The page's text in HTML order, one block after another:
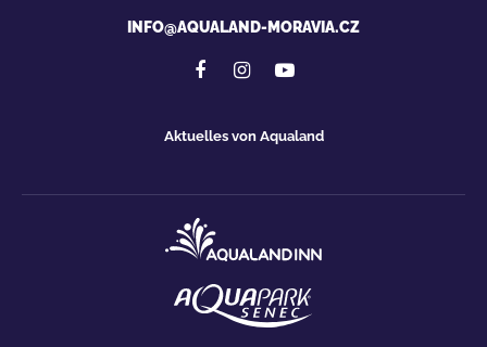
INFO@AQUALAND-MORAVIA.CZ
Aktuelles von Aqualand